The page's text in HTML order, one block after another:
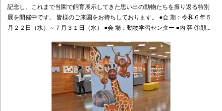
記念し、これまで当園で飼育展示してきた思い出の動物たちを振り返る特別
展を開催中です。 皆様のご来園をお待ちしております。 ●会 期：令和６年５
月２２日（水）～７月３１日（水） ●会 場：動物学習センター ●内 容 ①顔...